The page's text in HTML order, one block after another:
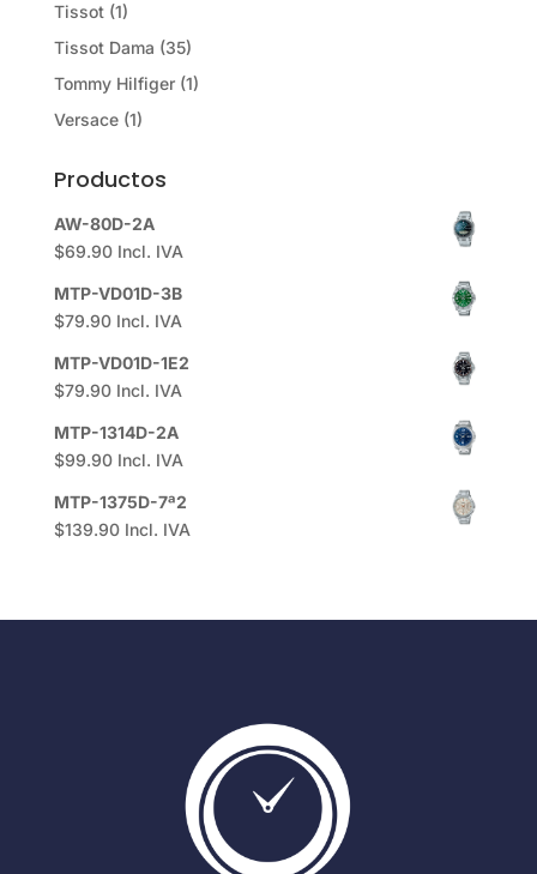
Tissot (1)
Tissot Dama (35)
Tommy Hilfiger (1)
Versace (1)
Productos
AW-80D-2A
$69.90 Incl. IVA
MTP-VD01D-3B
$79.90 Incl. IVA
MTP-VD01D-1E2
$79.90 Incl. IVA
MTP-1314D-2A
$99.90 Incl. IVA
MTP-1375D-7ª2
$139.90 Incl. IVA